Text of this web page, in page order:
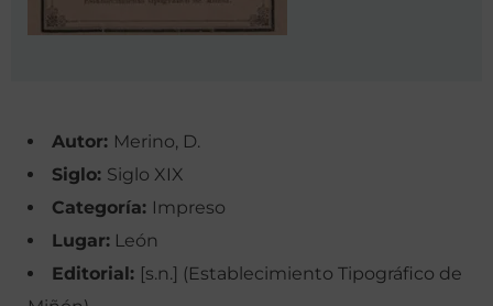
Autor: Merino, D.
Siglo: Siglo XIX
Categoría: Impreso
Lugar: León
Editorial: [s.n.] (Establecimiento Tipográfico de